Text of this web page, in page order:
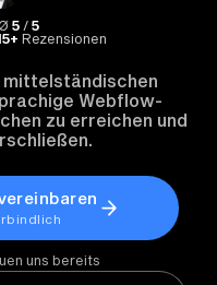
Ø5/5
Rezensionen
Webflow-
zu erreichen und
uns bereits